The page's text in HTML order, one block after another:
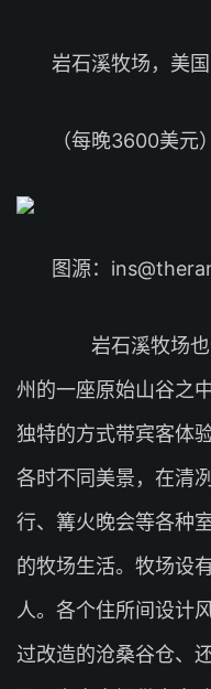
岩石溪牧场，美国
（每晚3600美元）
图源：
岩石溪牧场也
州的一座原始山谷之
独特的方式带宾客体
各时不同美景，在清
行、篝火晚会等各种
的牧场生活。牧场设
人。各个住所间设计
过改造的沧桑谷仓、